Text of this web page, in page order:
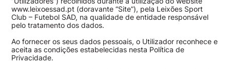
www.leixoessad.pt (doravante “Site”), pela Leixões Sport
Club – Futebol SAD, na qualidade de entidade responsável
pelo tratamento dos dados.
Ao fornecer os seus dados pessoais, o Utilizador reconhece e
aceita as condições estabelecidas nesta Política de
Privacidade.